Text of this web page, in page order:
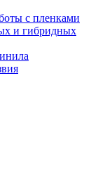
с пленками
и гибридных